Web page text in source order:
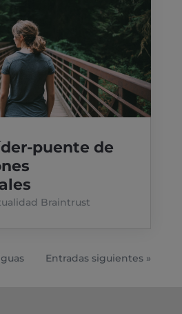
puente de
Braintrust
Entradas siguientes »